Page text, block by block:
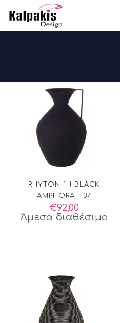
RHYTON 1H BLACK
AMPHORA H37
€92,00
Άμεσα διαθέσιμο